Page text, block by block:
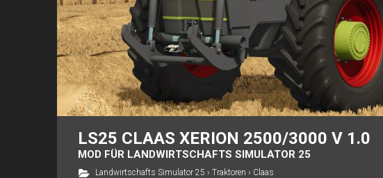
LS25 CLAAS XERION 2500/3000 V 1.0
MOD FÜR LANDWIRTSCHAFTS SIMULATOR 25
Landwirtschafts Simulator 25 › Traktoren › Claas